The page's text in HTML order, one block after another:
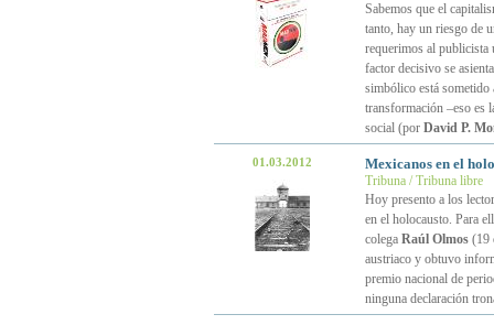
Sabemos que el
tanto, hay un riesgo de
requerimos al publicista
factor decisivo se
simbólico está sometido
transformación –eso es
social (por David P.
01.03.2012 Mexicanos en el
Tribuna / Tribuna libre
Hoy presento a los
en el holocausto. Para
colega Raúl Olmos(19
austriaco y obtuvo
premio nacional de
ninguna declaración